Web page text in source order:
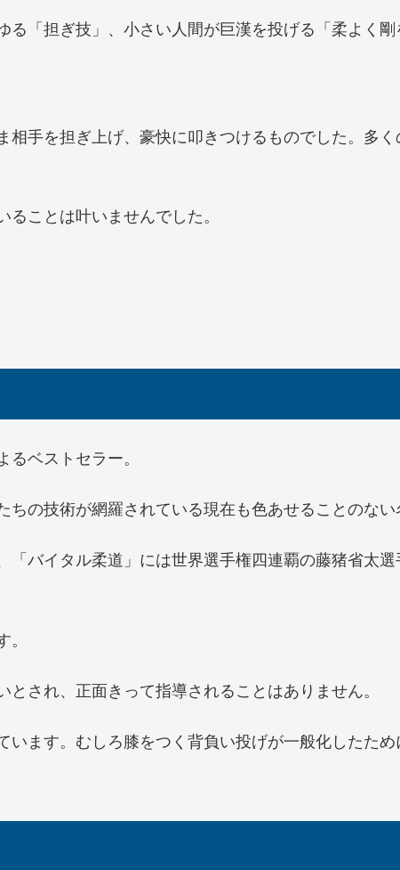
「担ぎ技」、小さい人間が巨漢を投げる「柔よく
手を担ぎ上げ、豪快に叩きつけるものでした。多
ことは叶いませんでした。
ベストセラー。
の技術が網羅されている現在も色あせることのない
バイタル柔道」には世界選手権四連覇の藤猪省太
され、正面きって指導されることはありません。
ます。むしろ膝をつく背負い投げが一般化したた